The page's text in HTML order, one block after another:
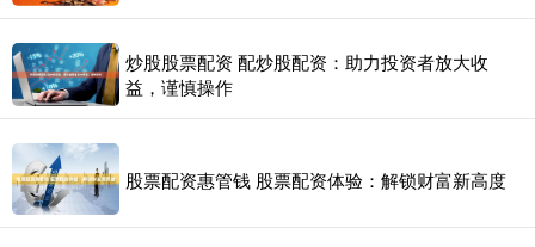
炒股股票配资 配炒股配资：助力投资者放大收
益，谨慎操作
股票配资惠管钱 股票配资体验：解锁财富新高度